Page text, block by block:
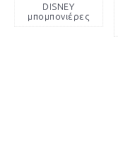
DISNEY
μπομπονιέρες